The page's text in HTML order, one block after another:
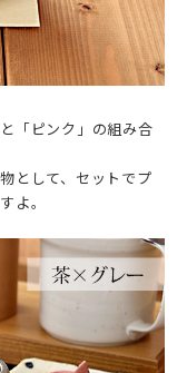
「ピンク」の組み合
として、セットでプ
よ。